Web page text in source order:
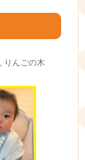
りんごの木